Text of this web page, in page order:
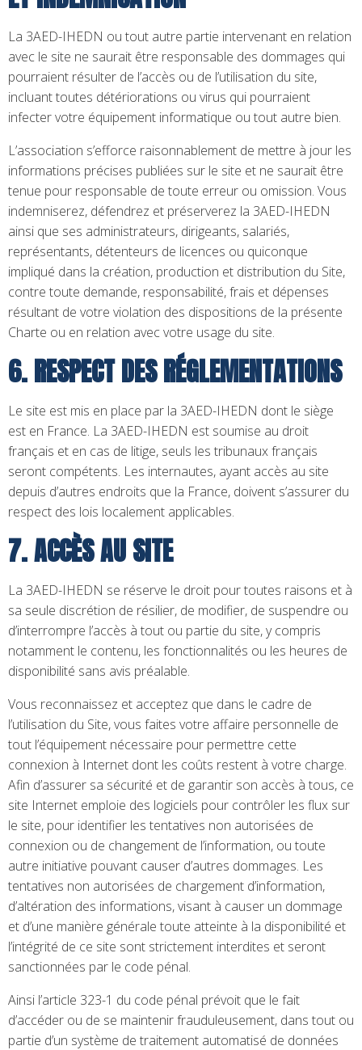
La 3AED-IHEDN ou tout autre partie intervenant en relation
avec le site ne saurait être responsable des dommages qui
pourraient résulter de l’accès ou de l’utilisation du site,
incluant toutes détériorations ou virus qui pourraient
infecter votre équipement informatique ou tout autre bien.
L’association s’efforce raisonnablement de mettre à jour les
informations précises publiées sur le site et ne saurait être
tenue pour responsable de toute erreur ou omission. Vous
indemniserez, défendrez et préserverez la 3AED-IHEDN
ainsi que ses administrateurs, dirigeants, salariés,
représentants, détenteurs de licences ou quiconque
impliqué dans la création, production et distribution du Site,
contre toute demande, responsabilité, frais et dépenses
résultant de votre violation des dispositions de la présente
Charte ou en relation avec votre usage du site.
6. RESPECT DES RÉGLEMENTATIONS
Le site est mis en place par la 3AED-IHEDN dont le siège
est en France. La 3AED-IHEDN est soumise au droit
français et en cas de litige, seuls les tribunaux français
seront compétents. Les internautes, ayant accès au site
depuis d’autres endroits que la France, doivent s’assurer du
respect des lois localement applicables.
7. ACCÈS AU SITE
La 3AED-IHEDN se réserve le droit pour toutes raisons et à
sa seule discrétion de résilier, de modifier, de suspendre ou
d’interrompre l’accès à tout ou partie du site, y compris
notamment le contenu, les fonctionnalités ou les heures de
disponibilité sans avis préalable.
Vous reconnaissez et acceptez que dans le cadre de
l’utilisation du Site, vous faites votre affaire personnelle de
tout l’équipement nécessaire pour permettre cette
connexion à Internet dont les coûts restent à votre charge.
Afin d’assurer sa sécurité et de garantir son accès à tous, ce
site Internet emploie des logiciels pour contrôler les flux sur
le site, pour identifier les tentatives non autorisées de
connexion ou de changement de l’information, ou toute
autre initiative pouvant causer d’autres dommages. Les
tentatives non autorisées de chargement d’information,
d’altération des informations, visant à causer un dommage
et d’une manière générale toute atteinte à la disponibilité et
l’intégrité de ce site sont strictement interdites et seront
sanctionnées par le code pénal.
Ainsi l’article 323-1 du code pénal prévoit que le fait
d’accéder ou de se maintenir frauduleusement, dans tout ou
partie d’un système de traitement automatisé de données